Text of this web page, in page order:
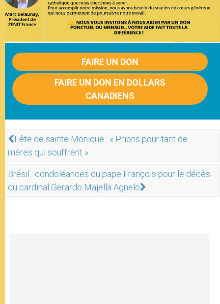
FAIRE UN DON
FAIRE UN DON EN DOLLARS
CANADIENS
Fête de sainte Monique : « Prions pour tant de
mères qui souffrent »
Brésil : condoléances du pape François pour le décès
du cardinal Gerardo Majella Agnelo